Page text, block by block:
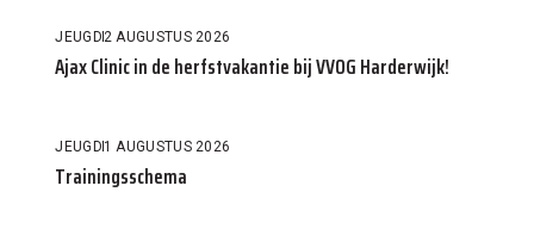
JEUGD2 AUGUSTUS 2026
Ajax Clinic in de herfstvakantie bij VVOG Harderwijk!
JEUGD1 AUGUSTUS 2026
Trainingsschema